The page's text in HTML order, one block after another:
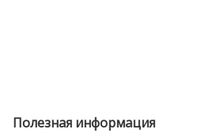
Полезная информация